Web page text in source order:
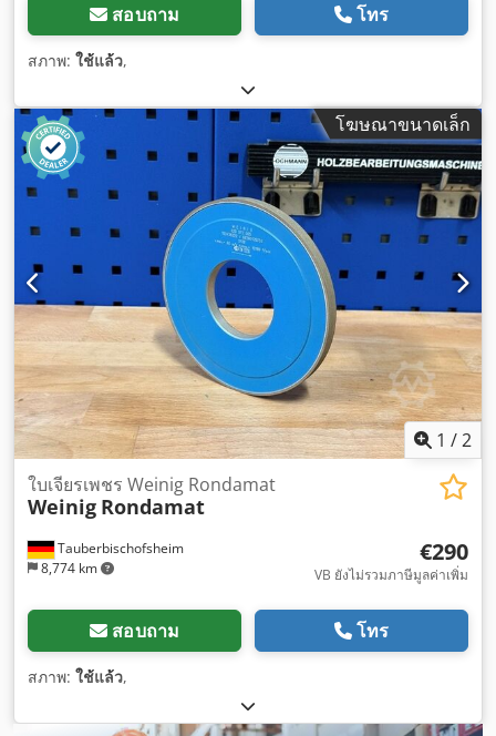
สอบถาม โทร
สภาพ: ใช้แล้ว,
โฆษณาขนาดเล็ก
1 /2
Tauberbischofsheim
8,774 km
ใบเจียรเพชร Weinig Rondamat
Weinig Rondamat
€290
VB ยังไม่รวมภาษีมูลค่าเพิ่ม
สอบถาม โทร
สภาพ: ใช้แล้ว,